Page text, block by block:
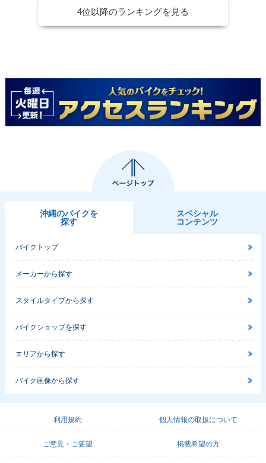
4位以降のランキングを見る
沖縄のバイクを
探す
スペシャル
コンテンツ
バイクトップ
メーカーから探す
スタイルタイプから探す
バイクショップを探す
エリアから探す
バイク画像から探す
利用規約 個人情報の取扱について
ご意見・ご要望 掲載希望の方